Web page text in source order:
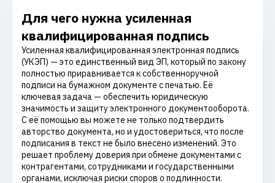
Для чего нужна усиленная
квалифицированная подпись
Усиленная квалифицированная электронная подпись
(УКЭП) — это единственный вид ЭП, который по закону
полностью приравнивается к собственноручной
подписи на бумажном документе с печатью. Её
ключевая задача — обеспечить юридическую
значимость и защиту электронного документооборота.
С её помощью вы можете не только подтвердить
авторство документа, но и удостовериться, что после
подписания в текст не было внесено изменений. Это
решает проблему доверия при обмене документами с
контрагентами, сотрудниками и государственными
органами, исключая риски споров о подлинности.